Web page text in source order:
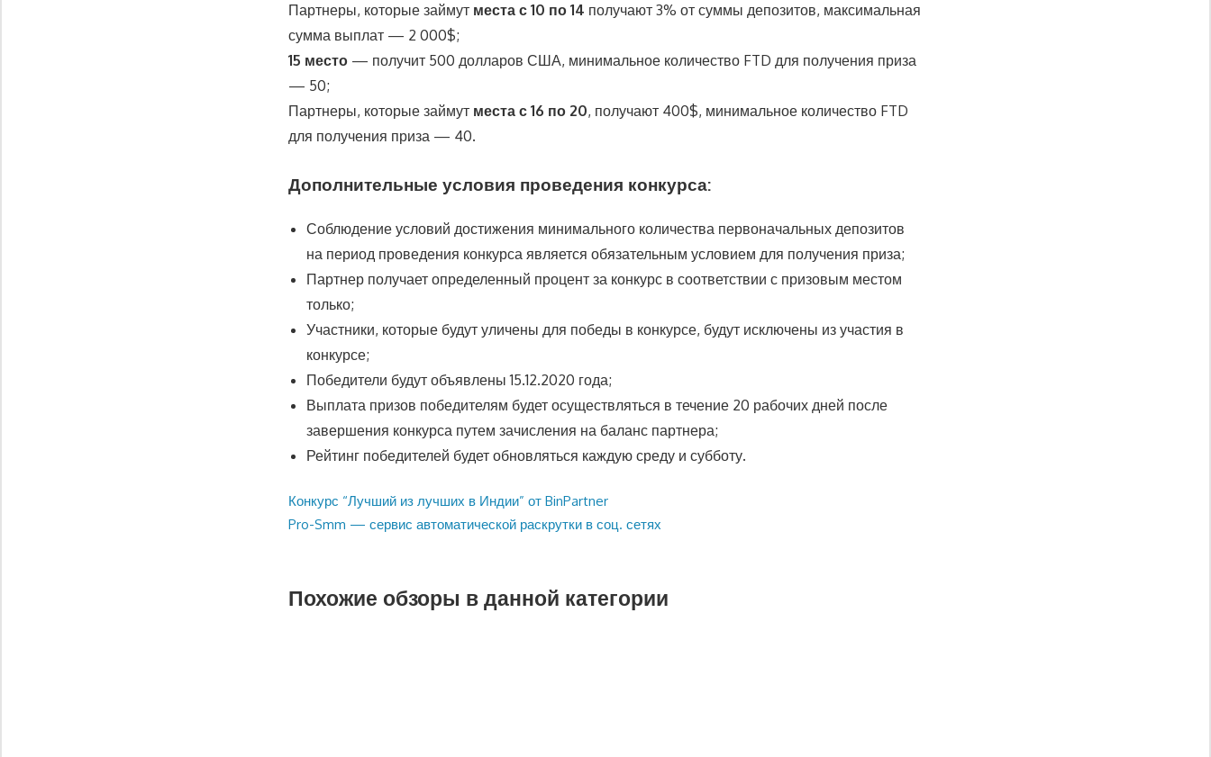
Партнеры, которые займут места с 10 по 14 получают 3% от суммы депозитов, максимальная
сумма выплат — 2 000$;
15 место — получит 500 долларов США, минимальное количество FTD для получения приза
— 50;
Партнеры, которые займут места с 16 по 20, получают 400$, минимальное количество FTD
для получения приза — 40.
Дополнительные условия проведения конкурса:
Соблюдение условий достижения минимального количества первоначальных депозитов
на период проведения конкурса является обязательным условием для получения приза;
Партнер получает определенный процент за конкурс в соответствии с призовым местом
только;
Участники, которые будут уличены для победы в конкурсе, будут исключены из участия в
конкурсе;
Победители будут объявлены 15.12.2020 года;
Выплата призов победителям будет осуществляться в течение 20 рабочих дней после
завершения конкурса путем зачисления на баланс партнера;
Рейтинг победителей будет обновляться каждую среду и субботу.
Навигация
Предыдущая
запись:
Конкурс “Лучший из лучших в Индии” от BinPartner
Следующая
Pro-Smm — сервис автоматической раскрутки в соц. сетях
Похожие обзоры в данной категории